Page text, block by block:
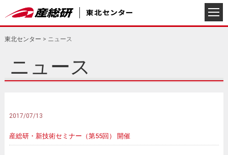
東北センター > ニュース
ニュース
2017/07/13
産総研・新技術セミナー（第55回） 開催